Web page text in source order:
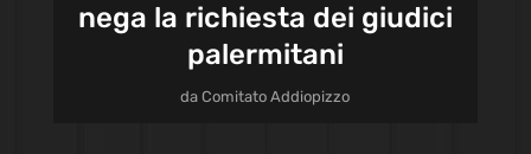
nega la richiesta dei giudici
palermitani
daComitato Addiopizzo